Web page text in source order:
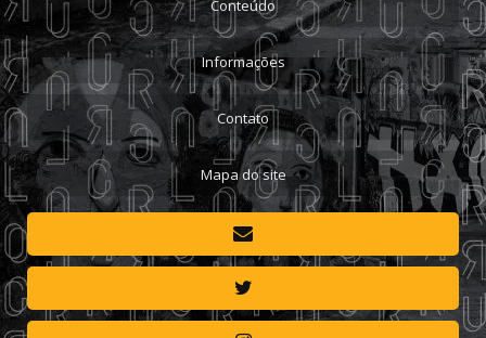
Conteúdo
Informações
Contato
Mapa do site